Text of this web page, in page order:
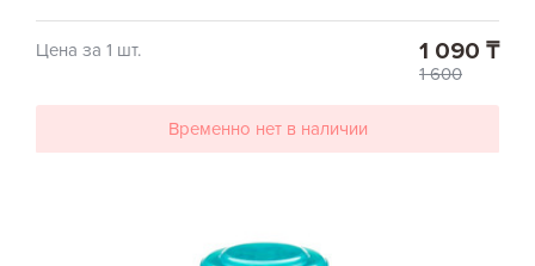
Цена за 1 шт. 1 090 ₸
1 600
Временно нет в наличии